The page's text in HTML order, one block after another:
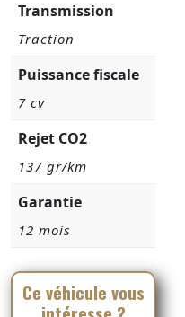
Transmission
Traction
Puissance fiscale
7 cv
Rejet CO2
137 gr/km
Garantie
12 mois
Ce véhicule vous